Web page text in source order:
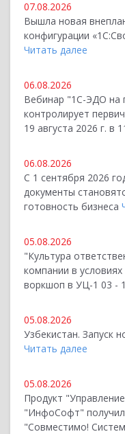
07.08.2026
Вышла новая
конфигурации
Читать далее
06.08.2026
Вебинар "1С-ЭДО на
контролирует
19 августа 2026 г. в
06.08.2026
С 1 сентября 2026
документы
готовность бизнеса
05.08.2026
"Культура
компании в
воркшоп в УЦ-1 03 -
05.08.2026
Узбекистан. Запуск
Читать далее
05.08.2026
Продукт
"ИнфоСофт"
"Совместимо!